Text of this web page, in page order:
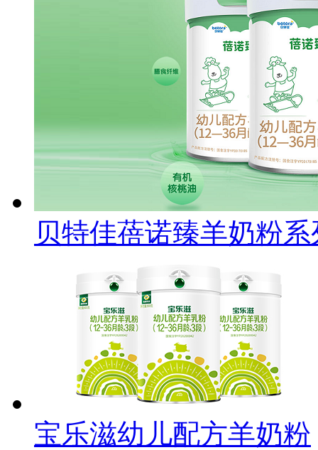
贝特佳蓓诺臻羊奶粉系
宝乐滋幼儿配方羊奶粉